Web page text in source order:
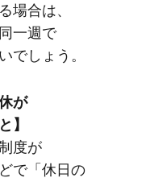
場合は、​
一週で​
でしょう。
が​
】
度が​
で​「休日の​